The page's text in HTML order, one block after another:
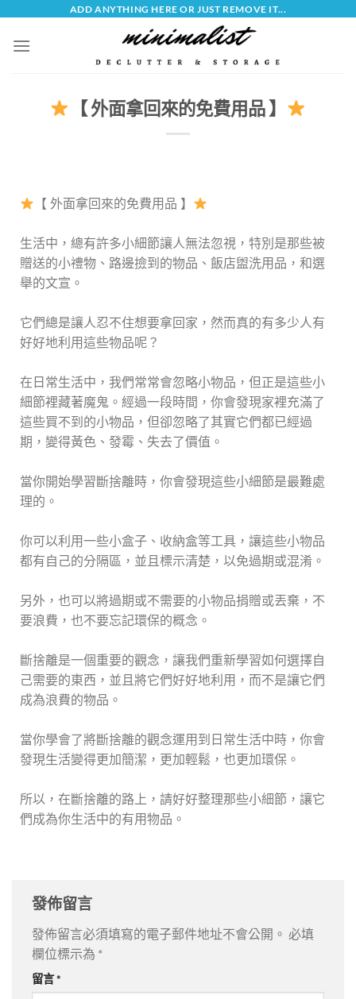
ADD ANYTHING HERE OR JUST REMOVE IT...
【 外面拿回來的免費用品 】
【 外面拿回來的免費用品 】
生活中，總有許多小細節讓人無法忽視，特別是那些被
贈送的小禮物、路邊撿到的物品、飯店盥洗用品，和選
舉的文宣。
它們總是讓人忍不住想要拿回家，然而真的有多少人有
好好地利用這些物品呢？
在日常生活中，我們常常會忽略小物品，但正是這些小
細節裡藏著魔鬼。經過一段時間，你會發現家裡充滿了
這些買不到的小物品，但卻忽略了其實它們都已經過
期，變得黃色、發霉、失去了價值。
當你開始學習斷捨離時，你會發現這些小細節是最難處
理的。
你可以利用一些小盒子、收納盒等工具，讓這些小物品
都有自己的分隔區，並且標示清楚，以免過期或混淆。
另外，也可以將過期或不需要的小物品捐贈或丟棄，不
要浪費，也不要忘記環保的概念。
斷捨離是一個重要的觀念，讓我們重新學習如何選擇自
己需要的東西，並且將它們好好地利用，而不是讓它們
成為浪費的物品。
當你學會了將斷捨離的觀念運用到日常生活中時，你會
發現生活變得更加簡潔，更加輕鬆，也更加環保。
所以，在斷捨離的路上，請好好整理那些小細節，讓它
們成為你生活中的有用物品。
發佈留言
發佈留言必須填寫的電子郵件地址不會公開。 必填
欄位標示為 *
留言*